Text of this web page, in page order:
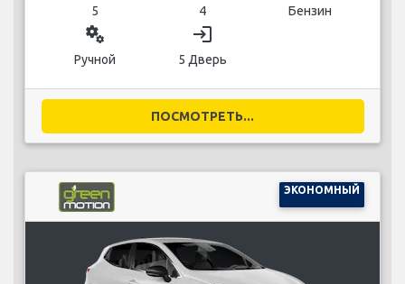
5 4 Бензин
miscellaneous_services
Ручной
login
5 Дверь
ПОСМОТРЕТЬ...
ЭКОНОМНЫЙ